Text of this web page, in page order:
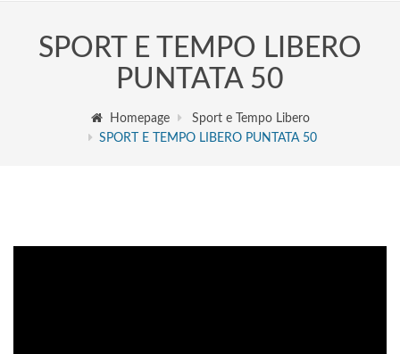
SPORT E TEMPO LIBERO
PUNTATA 50
Homepage
Sport e Tempo Libero
SPORT E TEMPO LIBERO PUNTATA 50